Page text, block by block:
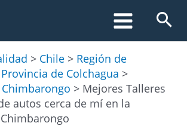
> Chile > Región de
Provincia de Colchagua >
> Mejores Talleres
autos cerca de mí en la